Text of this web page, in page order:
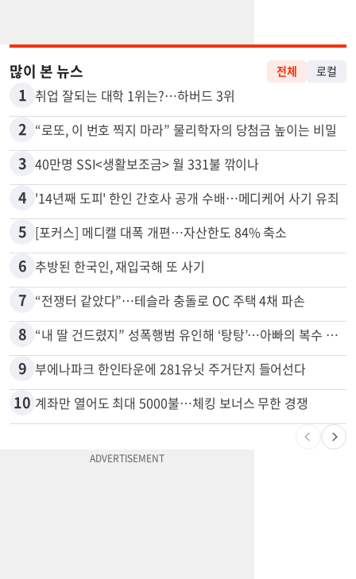
많이 본 뉴스 전체 로컬
1 취업 잘되는 대학 1위는?…하버드 3위
2 “로또, 이 번호 찍지 마라” 물리학자의 당첨금 높이는 비밀
3 40만명 SSI<생활보조금> 월 331불 깎이나
4 '14년째 도피' 한인 간호사 공개 수배…메디케어 사기 유죄
5 [포커스] 메디캘 대폭 개편…자산한도 84% 축소
6 추방된 한국인, 재입국해 또 사기
7 “전쟁터 같았다”…테슬라 충돌로 OC 주택 4채 파손
8 “내 딸 건드렸지” 성폭행범 유인해 ‘탕탕’…아빠의 복수 결말
9 부에나파크 한인타운에 281유닛 주거단지 들어선다
10 계좌만 열어도 최대 5000불…체킹 보너스 무한 경쟁